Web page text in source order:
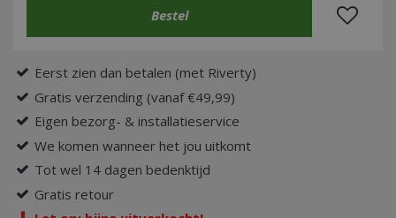
Eerst zien dan betalen (met Riverty)
Gratis verzending (vanaf €49,99)
Eigen bezorg- & installatieservice
We komen wanneer het jou uitkomt
Tot wel 14 dagen bedenktijd
Gratis retour